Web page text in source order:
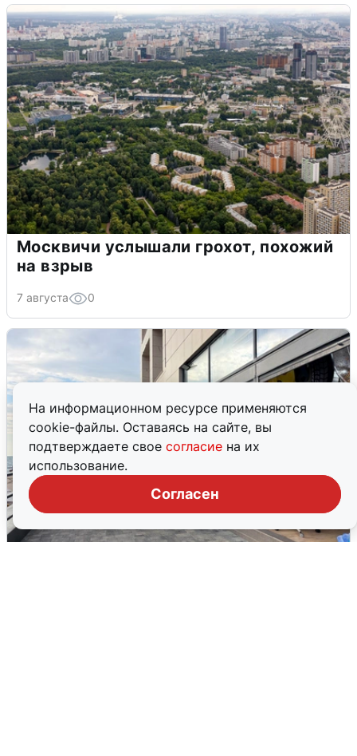
На информационном ресурсе применяются
cookie-файлы. Оставаясь на сайте, вы
подтверждаете свое согласие на их
использование.
Согласен
Москвичи услышали грохот, похожий
на взрыв
7 августа 0